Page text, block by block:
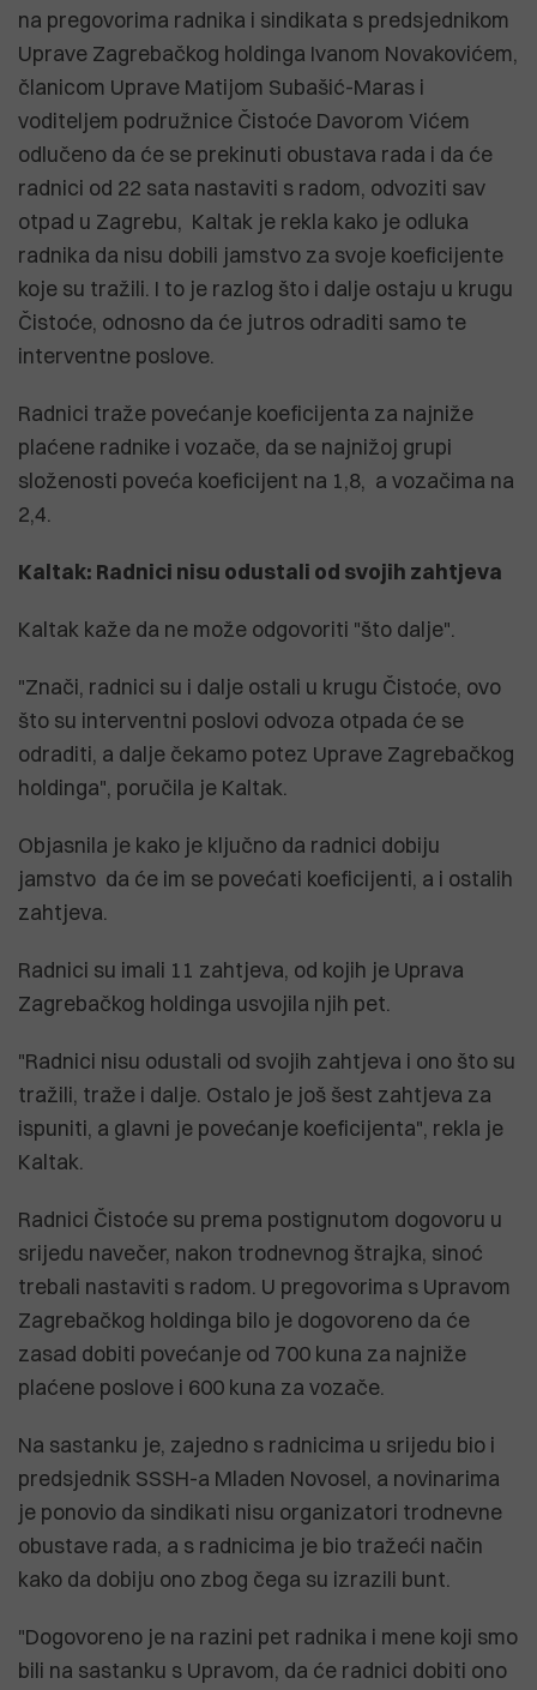
na pregovorima radnika i sindikata s predsjednikom
Uprave Zagrebačkog holdinga Ivanom Novakovićem,
članicom Uprave Matijom Subašić-Maras i
voditeljem podružnice Čistoće Davorom Vićem
odlučeno da će se prekinuti obustava rada i da će
radnici od 22 sata nastaviti s radom, odvoziti sav
otpad u Zagrebu, Kaltak je rekla kako je odluka
radnika da nisu dobili jamstvo za svoje koeficijente
koje su tražili. I to je razlog što i dalje ostaju u krugu
Čistoće, odnosno da će jutros odraditi samo te
interventne poslove.
Radnici traže povećanje koeficijenta za najniže
plaćene radnike i vozače, da se najnižoj grupi
složenosti poveća koeficijent na 1,8, a vozačima na
2,4.
Kaltak: Radnici nisu odustali od svojih zahtjeva
Kaltak kaže da ne može odgovoriti "što dalje".
"Znači, radnici su i dalje ostali u krugu Čistoće, ovo
što su interventni poslovi odvoza otpada će se
odraditi, a dalje čekamo potez Uprave Zagrebačkog
holdinga", poručila je Kaltak.
Objasnila je kako je ključno da radnici dobiju
jamstvo da će im se povećati koeficijenti, a i ostalih
zahtjeva.
Radnici su imali 11 zahtjeva, od kojih je Uprava
Zagrebačkog holdinga usvojila njih pet.
"Radnici nisu odustali od svojih zahtjeva i ono što su
tražili, traže i dalje. Ostalo je još šest zahtjeva za
ispuniti, a glavni je povećanje koeficijenta", rekla je
Kaltak.
Radnici Čistoće su prema postignutom dogovoru u
srijedu navečer, nakon trodnevnog štrajka, sinoć
trebali nastaviti s radom. U pregovorima s Upravom
Zagrebačkog holdinga bilo je dogovoreno da će
zasad dobiti povećanje od 700 kuna za najniže
plaćene poslove i 600 kuna za vozače.
Na sastanku je, zajedno s radnicima u srijedu bio i
predsjednik SSSH-a Mladen Novosel, a novinarima
je ponovio da sindikati nisu organizatori trodnevne
obustave rada, a s radnicima je bio tražeći način
kako da dobiju ono zbog čega su izrazili bunt.
"Dogovoreno je na razini pet radnika i mene koji smo
bili na sastanku s Upravom, da će radnici dobiti ono